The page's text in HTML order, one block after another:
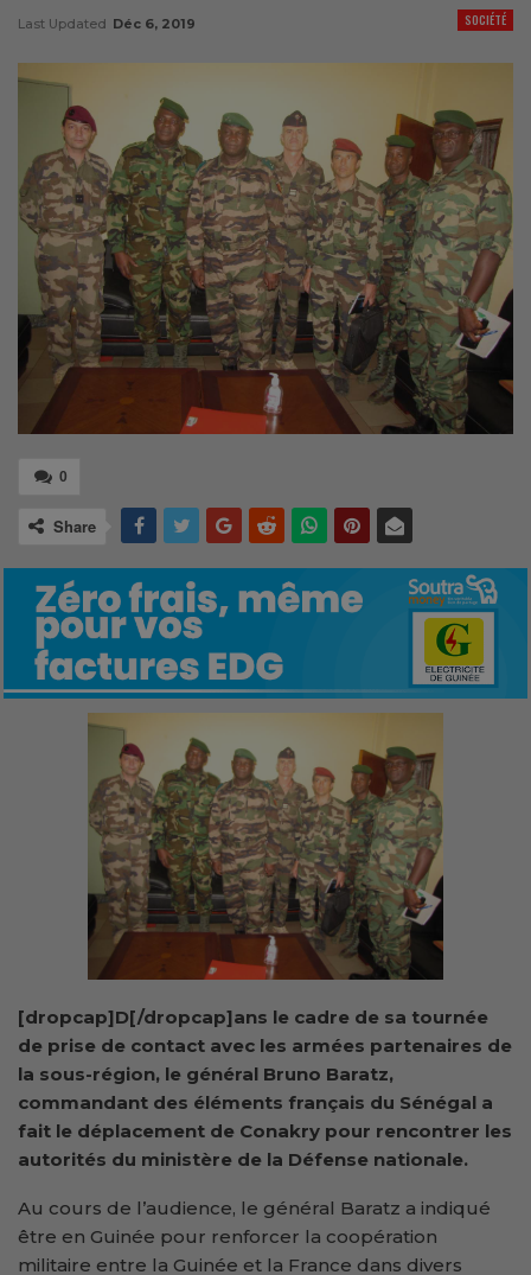
SOCIÉTÉ
Last Updated Déc 6, 2019
0
Share
[dropcap]D[/dropcap]ans le cadre de sa tournée
de prise de contact avec les armées partenaires de
la sous-région, le général Bruno Baratz,
commandant des éléments français du Sénégal a
fait le déplacement de Conakry pour rencontrer les
autorités du ministère de la Défense nationale.
Au cours de l’audience, le général Baratz a indiqué
être en Guinée pour renforcer la coopération
militaire entre la Guinée et la France dans divers